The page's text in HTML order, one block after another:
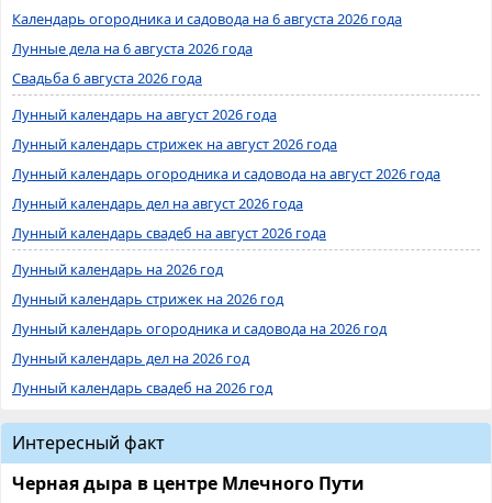
Календарь огородника и садовода на 6 августа 2026 года
Лунные дела на 6 августа 2026 года
Свадьба 6 августа 2026 года
Лунный календарь на август 2026 года
Лунный календарь стрижек на август 2026 года
Лунный календарь огородника и садовода на август 2026 года
Лунный календарь дел на август 2026 года
Лунный календарь свадеб на август 2026 года
Лунный календарь на 2026 год
Лунный календарь стрижек на 2026 год
Лунный календарь огородника и садовода на 2026 год
Лунный календарь дел на 2026 год
Лунный календарь свадеб на 2026 год
Интересный факт
Черная дыра в центре Млечного Пути